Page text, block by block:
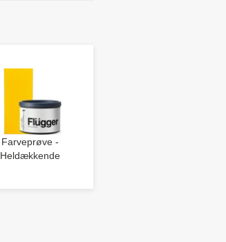
Farveprøve -
Heldækkende